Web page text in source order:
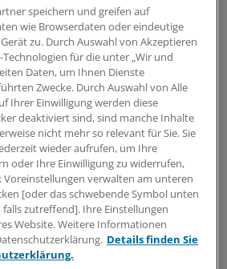
eine kleine Krankenstation, in der
chronisch kranke Patienten ein
können, wenn etwa
über längere Zeit zu
Herrmann. So ließen sich
Einweisungen reduzieren.
überzeugt: Nicht nur der
und die Zunahme älterer und
machten einen
Versorgung
junge Mediziner verlangten ihn.
fort, finden wir nie genügend
speichern und greifen auf
wie Browserdaten oder eindeutige
zu. Durch Auswahl von Akzeptieren
für die unter „Wir und
Daten, um Ihnen Dienste
Zwecke. Durch Auswahl von Alle
Ihrer Einwilligung werden diese
deaktiviert sind, sind manche Inhalte
nicht mehr so relevant für Sie. Sie
wieder aufrufen, um Ihre
oder Ihre Einwilligung zu widerrufen,
Voreinstellungen verwalten am unteren
[oder das schwebende Symbol unten
falls zutreffend]. Ihre Einstellungen
Website. Weitere Informationen
Details finden Sie